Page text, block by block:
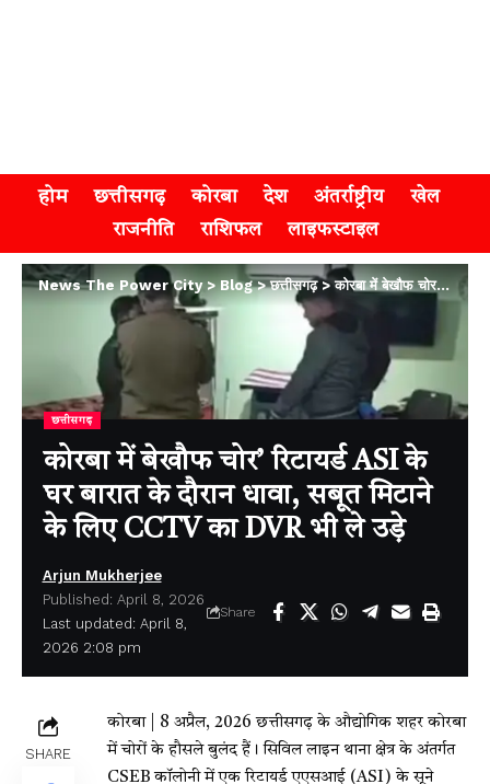
होम छत्तीसगढ़ कोरबा देश अंतर्राष्ट्रीय
खेल
राजनीति
राशिफल लाइफस्टाइल
News The Power City>Blog>छत्तीसगढ़>कोरबा में बेखौफ चोर’ रिटायर्ड ASI के घर बारात के दौरान धावा, सबूत मिटाने के लिए CCTV का DVR भी ले उड़े
छत्तीसगढ़
कोरबा में बेखौफ चोर’ रिटायर्ड ASI के
घर बारात के दौरान धावा, सबूत मिटाने
के लिए CCTV का DVR भी ले उड़े
Last updated: April 8,
2026 2:08 pm
Arjun Mukherjee
Published: April 8, 2026
Share
SHARE
कोरबा | 8 अप्रैल, 2026 छत्तीसगढ़ के औद्योगिक शहर कोरबा
में चोरों के हौसले बुलंद हैं। सिविल लाइन थाना क्षेत्र के अंतर्गत
CSEB कॉलोनी में एक रिटायर्ड एएसआई (ASI) के सूने